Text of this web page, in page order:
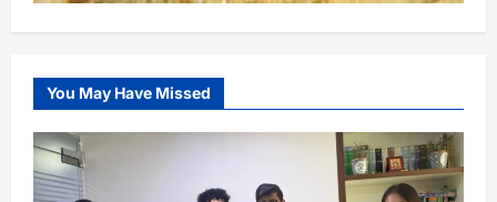
You May Have Missed